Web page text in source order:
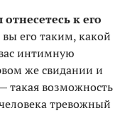
к его
его таким, какой
интимную
же свидании и
такая возможность
тревожный